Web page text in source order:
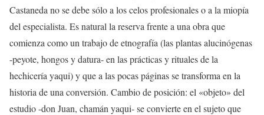
Castaneda no se debe sólo a los celos profesionales o a la miopía
del especialista. Es natural la reserva frente a una obra que
comienza como un trabajo de etnografía (las plantas alucinógenas
-peyote, hongos y datura- en las prácticas y rituales de la
hechicería yaqui) y que a las pocas páginas se transforma en la
historia de una conversión. Cambio de posición: el «objeto» del
estudio -don Juan, chamán yaqui- se convierte en el sujeto que